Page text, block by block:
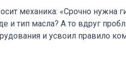
механика: «Срочно
и тип масла? А то вдруг
и усвоил правило